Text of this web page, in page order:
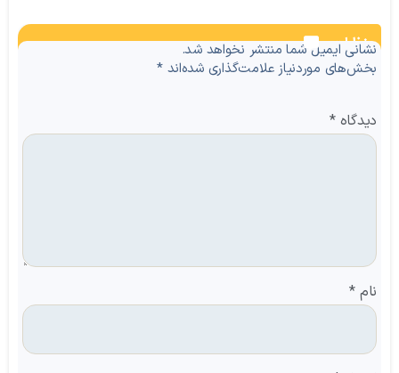
نظرات
نشانی ایمیل شما منتشر نخواهد شد.
بخش‌های موردنیاز علامت‌گذاری شده‌اند*
دیدگاه*
نام *